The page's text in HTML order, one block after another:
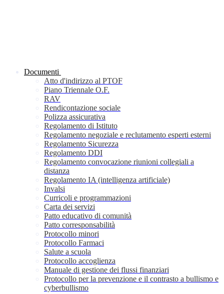
Documenti
Atto d'indirizzo al PTOF
Piano Triennale O.F.
RAV
Rendicontazione sociale
Polizza assicurativa
Regolamento di Istituto
Regolamento negoziale e reclutamento esperti esterni
Regolamento Sicurezza
Regolamento DDI
Regolamento convocazione riunioni collegiali a
distanza
Regolamento IA (intelligenza artificiale)
Invalsi
Curricoli e programmazioni
Carta dei servizi
Patto educativo di comunità
Patto corresponsabilità
Protocollo minori
Protocollo Farmaci
Salute a scuola
Protocollo accoglienza
Manuale di gestione dei flussi finanziari
Protocollo per la prevenzione e il contrasto a bullismo e
cyberbullismo